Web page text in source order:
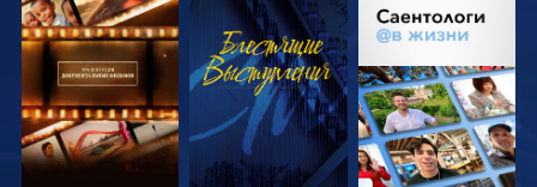
СМОТРЕТЬ
ПЕРЕДАЧИ
СМОТРЕТЬ
СМОТРЕТЬ